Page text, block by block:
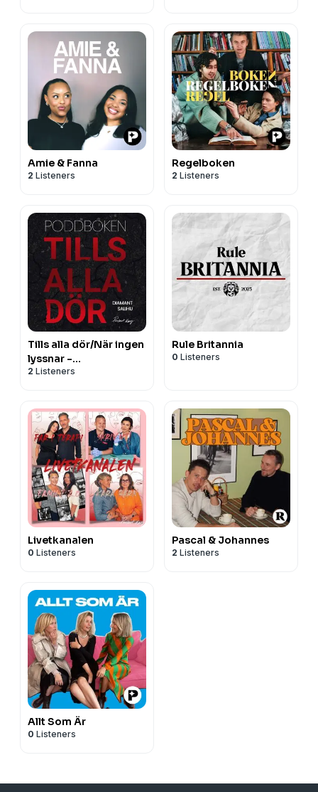
Amie & Fanna
2 Listeners
Regelboken
2 Listeners
Tills alla dör/När ingen
lyssnar -
Poddböckerna
2 Listeners
Rule Britannia
0 Listeners
Livetkanalen
0 Listeners
Pascal & Johannes
2 Listeners
Allt Som Är
0 Listeners